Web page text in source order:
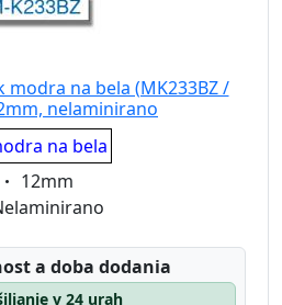
na bela (MK233BZ /
nelaminirano
na bela
Eigenschaft:
12mm
a doba dodania
v 24 urah